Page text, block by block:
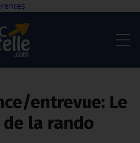
entrevue: Le
la rando